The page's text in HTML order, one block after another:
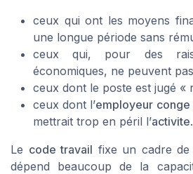
ceux qui ont les moyens
une longue période sans
ceux qui, pour des
économiques, ne peuvent
ceux dont le poste est jugé «
ceux dont l’employeur conge
mettrait trop en péril l’activite.
Le code travail fixe un cadre de
dépend beaucoup de la